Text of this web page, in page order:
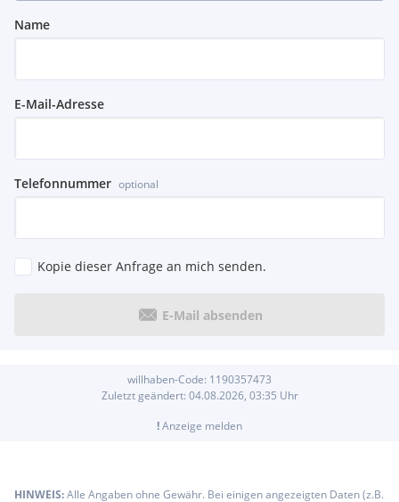
Name
E-Mail-Adresse
Telefonnummer optional
Kopie dieser Anfrage an mich senden.
E-Mail absenden
willhaben-Code: 1190357473
Zuletzt geändert: 04.08.2026, 03:35 Uhr
!Anzeige melden
HINWEIS:Alle Angaben ohne Gewähr. Bei einigen angezeigten Daten (z.B.